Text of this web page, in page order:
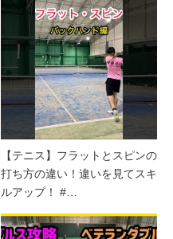
【テニス】フラットとスピンの
打ち方の違い！違いを見てスキ
ルアップ！ #…